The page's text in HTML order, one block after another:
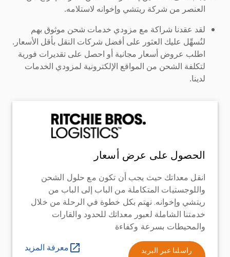
العنصر من شركة ريتشي وإخوانه لاستلامه.
لقد عقدنا شراكة مع مزودي خدمات شحن موثوق بهم
لنُسهِّل عليك العثور على أفضل شركات النقل بأقل الأسعار.
اطلب عروض أسعار مجانية أو احصل على تقديرات فورية
لتكلفة الشحن من المواقع الإلكترونية لمزودي الخدمات
لدينا.
الحصول على عرض أسعار
انقل معداتك حيث يجب أن تكون مع حلول الشحن
واللوجستيات المتكاملة من الباب إلى الباب من
ريتشي وإخوانه. نهتم بكل خطوة في الرحلة من خلال
خدمتنا الشاملة لعبور معداتك للحدود والقارات
والمحيطات بسرعة وكفاءة
راسلنا عبر البريد
معرفة المزيد